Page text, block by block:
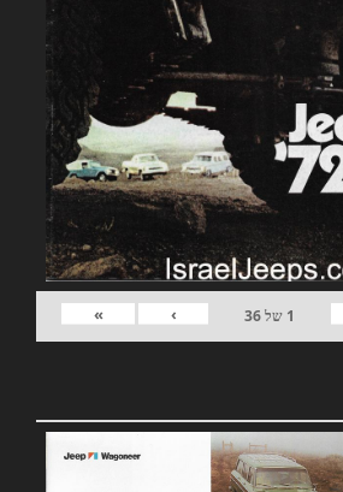
1 של36
›
»